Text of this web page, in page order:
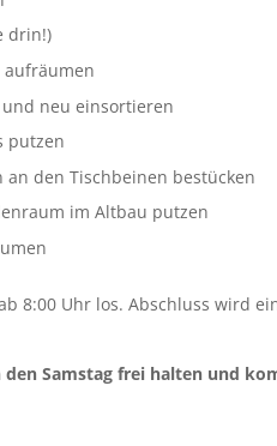
drin!)
aufräumen
neu einsortieren
putzen
an den Tischbeinen bestücken
im Altbau putzen
8:00 Uhr los. Abschluss wird
Samstag frei halten und